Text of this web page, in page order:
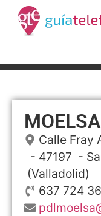
Calle Fray
- 47197 -
(Valladolid)
637 724